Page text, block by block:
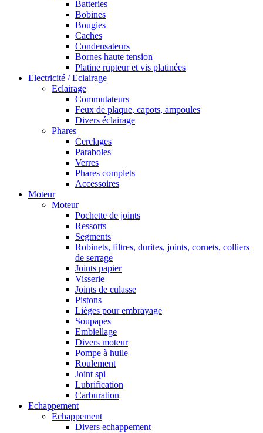
Batteries
Bobines
Bougies
Caches
Condensateurs
Bornes haute tension
Platine rupteur et vis platinées
Electricité / Eclairage
Eclairage
Commutateurs
Feux de plaque, capots, ampoules
Divers éclairage
Phares
Cerclages
Paraboles
Verres
Phares complets
Accessoires
Moteur
Moteur
Pochette de joints
Ressorts
Segments
Robinets, filtres, durites, joints, cornets, colliers
de serrage
Joints papier
Visserie
Joints de culasse
Pistons
Lièges pour embrayage
Soupapes
Embiellage
Divers moteur
Pompe à huile
Roulement
Joint spi
Lubrification
Carburation
Echappement
Echappement
Divers echappement